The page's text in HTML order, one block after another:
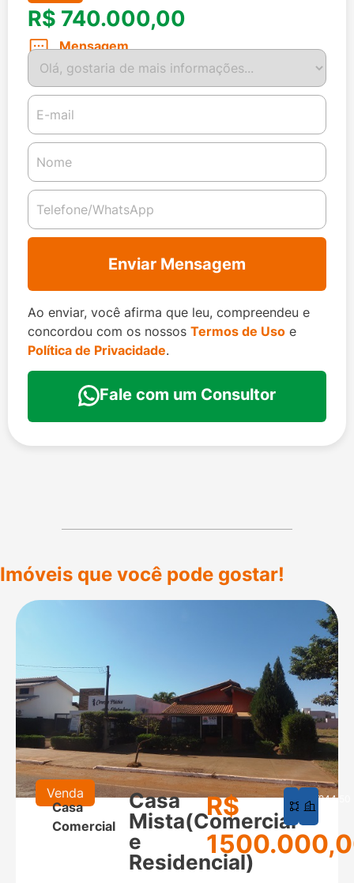
R$ 740.000,00
Mensagem
Enviar Mensagem
Ao enviar, você afirma que leu, compreendeu e
concordou com os nossos Termos de Uso e
Política de Privacidade.
Fale com um Consultor
Imóveis que você pode gostar!
Venda
Casa
Comercial
Casa
Mista(Comercial
e
Residencial)
R$
625
m²
244,50